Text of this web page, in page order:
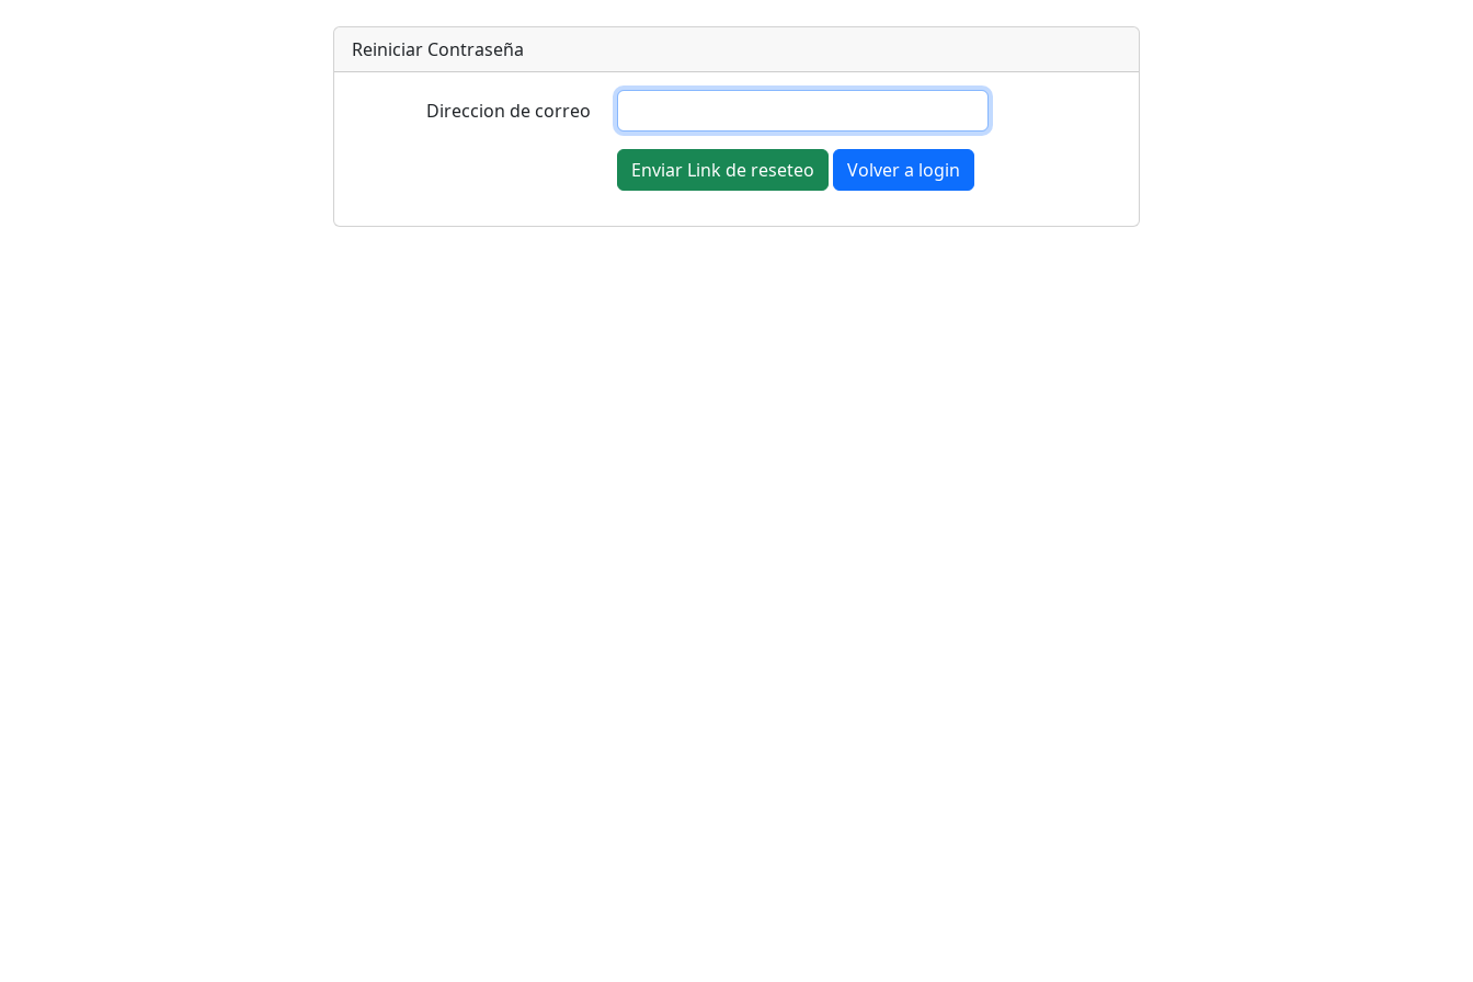
Reiniciar Contraseña
Direccion de correo
Enviar Link de reseteo Volver a login